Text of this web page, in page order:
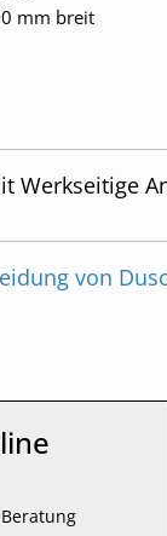
mm breit
Werkseitige
von